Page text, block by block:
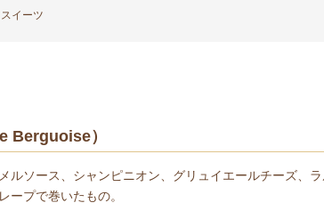
スイーツ
Berguoise）
ルソース、シャンピニオン、グリュイエールチーズ、
ープで巻いたもの。